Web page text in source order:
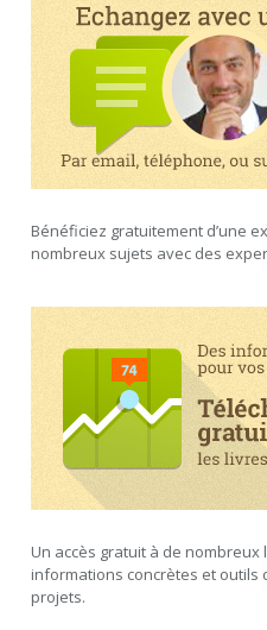
Bénéficiez gratuitement d’une
nombreux sujets avec des
Un accès gratuit à de
informations concrètes et outils
projets.